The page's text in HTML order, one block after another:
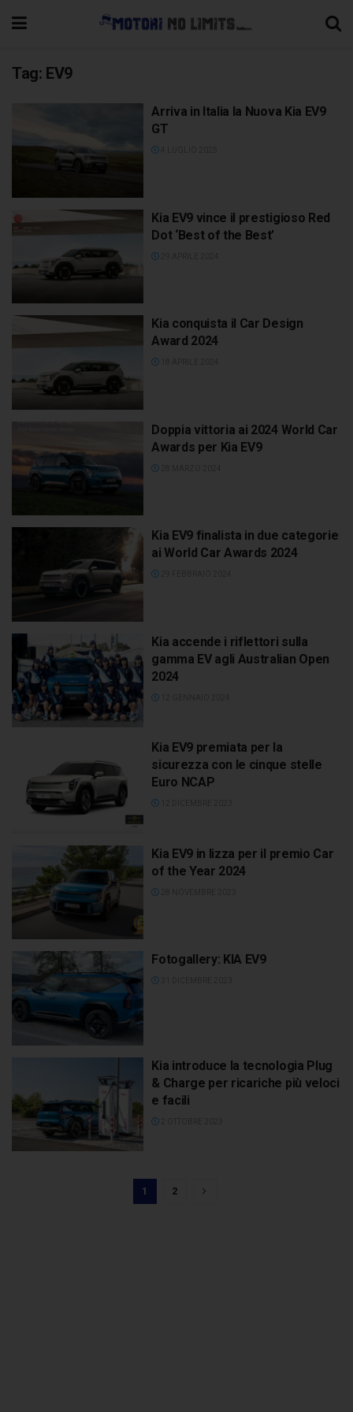
Tag: EV9
Arriva in Italia la Nuova Kia EV9
GT
Kia EV9 vince il prestigioso Red
Dot ‘Best of the Best’
Kia conquista il Car Design
Award 2024
Doppia vittoria ai 2024 World Car
Awards per Kia EV9
Kia EV9 finalista in due categorie
ai World Car Awards 2024
Kia accende i riflettori sulla
gamma EV agli Australian Open
2024
Kia EV9 premiata per la
sicurezza con le cinque stelle
Euro NCAP
Kia EV9 in lizza per il premio Car
of the Year 2024
Fotogallery: KIA EV9
Kia introduce la tecnologia Plug
& Charge per ricariche più veloci
e facili
1 2